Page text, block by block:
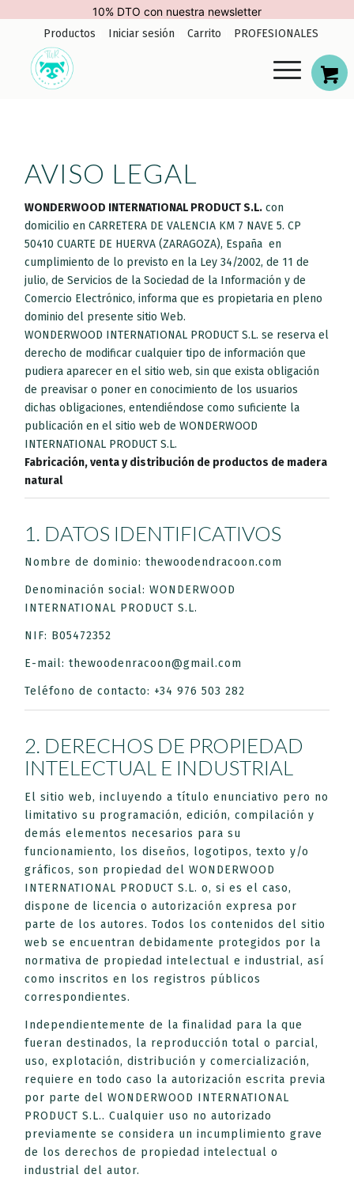
10% DTO con nuestra newsletter
Productos
Iniciar sesión Carrito PROFESIONALES
AVISO LEGAL
WONDERWOOD INTERNATIONAL PRODUCT S.L. con
domicilio en CARRETERA DE VALENCIA KM 7 NAVE 5. CP
50410 CUARTE DE HUERVA (ZARAGOZA), España en
cumplimiento de lo previsto en la Ley 34/2002, de 11 de
julio, de Servicios de la Sociedad de la Información y de
Comercio Electrónico, informa que es propietaria en pleno
dominio del presente sitio Web.
WONDERWOOD INTERNATIONAL PRODUCT S.L. se reserva el
derecho de modificar cualquier tipo de información que
pudiera aparecer en el sitio web, sin que exista obligación
de preavisar o poner en conocimiento de los usuarios
dichas obligaciones, entendiéndose como suficiente la
publicación en el sitio web de WONDERWOOD
INTERNATIONAL PRODUCT S.L.
Fabricación, venta y distribución de productos de madera
natural
1. DATOS IDENTIFICATIVOS
Nombre de dominio: thewoodendracoon.com
Denominación social: WONDERWOOD
INTERNATIONAL PRODUCT S.L.
NIF: B05472352
E-mail: thewoodenracoon@gmail.com
Teléfono de contacto: +34 976 503 282
2. DERECHOS DE PROPIEDAD
INTELECTUAL E INDUSTRIAL
El sitio web, incluyendo a título enunciativo pero no
limitativo su programación, edición, compilación y
demás elementos necesarios para su
funcionamiento, los diseños, logotipos, texto y/o
gráficos, son propiedad del WONDERWOOD
INTERNATIONAL PRODUCT S.L. o, si es el caso,
dispone de licencia o autorización expresa por
parte de los autores. Todos los contenidos del sitio
web se encuentran debidamente protegidos por la
normativa de propiedad intelectual e industrial, así
como inscritos en los registros públicos
correspondientes.
Independientemente de la finalidad para la que
fueran destinados, la reproducción total o parcial,
uso, explotación, distribución y comercialización,
requiere en todo caso la autorización escrita previa
por parte del WONDERWOOD INTERNATIONAL
PRODUCT S.L.. Cualquier uso no autorizado
previamente se considera un incumplimiento grave
de los derechos de propiedad intelectual o
industrial del autor.